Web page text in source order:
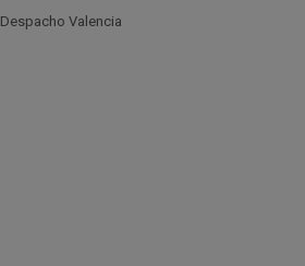
Despacho Valencia